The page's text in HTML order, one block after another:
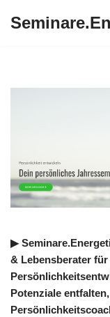
▶︎
& Lebensberater
Potenziale entfalten,